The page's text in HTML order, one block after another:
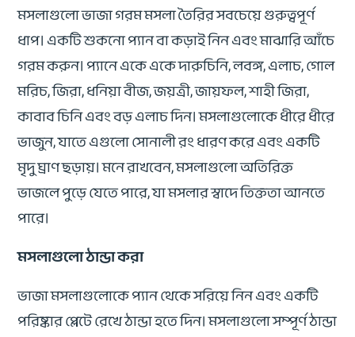
মসলাগুলো ভাজা গরম মসলা তৈরির সবচেয়ে গুরুত্বপূর্ণ
ধাপ। একটি শুকনো প্যান বা কড়াই নিন এবং মাঝারি আঁচে
গরম করুন। প্যানে একে একে দারুচিনি, লবঙ্গ, এলাচ, গোল
মরিচ, জিরা, ধনিয়া বীজ, জয়ত্রী, জায়ফল, শাহী জিরা,
কাবাব চিনি এবং বড় এলাচ দিন। মসলাগুলোকে ধীরে ধীরে
ভাজুন, যাতে এগুলো সোনালী রং ধারণ করে এবং একটি
মৃদু ঘ্রাণ ছড়ায়। মনে রাখবেন, মসলাগুলো অতিরিক্ত
ভাজলে পুড়ে যেতে পারে, যা মসলার স্বাদে তিক্ততা আনতে
পারে।
মসলাগুলো ঠান্ডা করা
ভাজা মসলাগুলোকে প্যান থেকে সরিয়ে নিন এবং একটি
পরিষ্কার প্লেটে রেখে ঠান্ডা হতে দিন। মসলাগুলো সম্পূর্ণ ঠান্ডা